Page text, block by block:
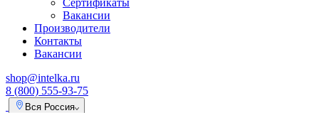
Сертификаты
Вакансии
Производители
Контакты
Вакансии
shop@intelka.ru
8 (800) 555-93-75
Вся Россия